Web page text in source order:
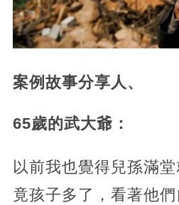
案例故事分享人、
65歲的武大爺：
以前我也覺得兒孫滿
竟孩子多了，看著他